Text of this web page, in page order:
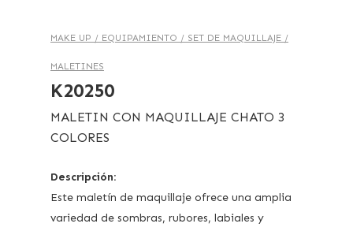
MAKE UP / EQUIPAMIENTO / SET DE MAQUILLAJE /
MALETINES
K20250
MALETIN CON MAQUILLAJE CHATO 3
COLORES
Descripción:
Este maletín de maquillaje ofrece una amplia
variedad de sombras, rubores, labiales y